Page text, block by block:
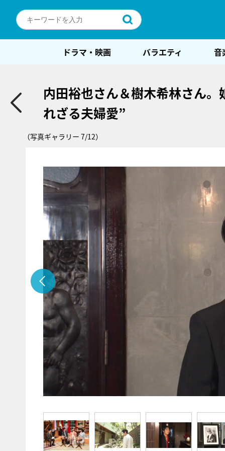
ドラマ・映画 バラエティ 音
内田裕也さん＆樹木希林さん
れざる夫婦愛”
（写真ギャラリー 7/12）